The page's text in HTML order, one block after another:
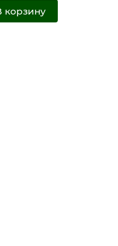
корзину